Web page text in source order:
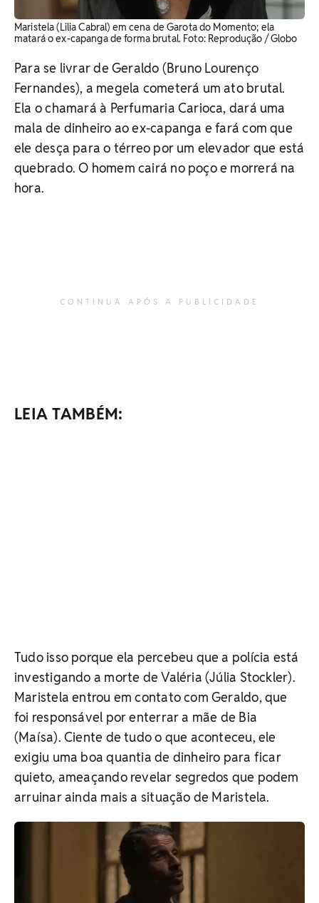
Maristela (Lilia Cabral) em cena de Garota do Momento; ela
matará o ex-capanga de forma brutal. ​Foto: Reprodução / Globo
Para se livrar de Geraldo (Bruno Lourenço
Fernandes), a megela cometerá um ato brutal.
Ela o chamará à Perfumaria Carioca, dará uma
mala de dinheiro ao ex-capanga e fará com que
ele desça para o térreo por um elevador que está
quebrado. O homem cairá no poço e morrerá na
hora.
CONTINUA APÓS A PUBLICIDADE
LEIA TAMBÉM:
Tudo isso porque ela percebeu que a polícia está
investigando a morte de Valéria (Júlia Stockler).
Maristela entrou em contato com Geraldo, que
foi responsável por enterrar a mãe de Bia
(Maísa). Ciente de tudo o que aconteceu, ele
exigiu uma boa quantia de dinheiro para ficar
quieto, ameaçando revelar segredos que podem
arruinar ainda mais a situação de Maristela.